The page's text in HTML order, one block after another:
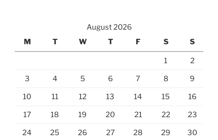
August 2026
M
T W T F S S
1 2
3 4 5 6 7 8 9
10 11 12 13 14 15 16
17 18 19 20 21 22 23
24 25 26 27 28 29 30